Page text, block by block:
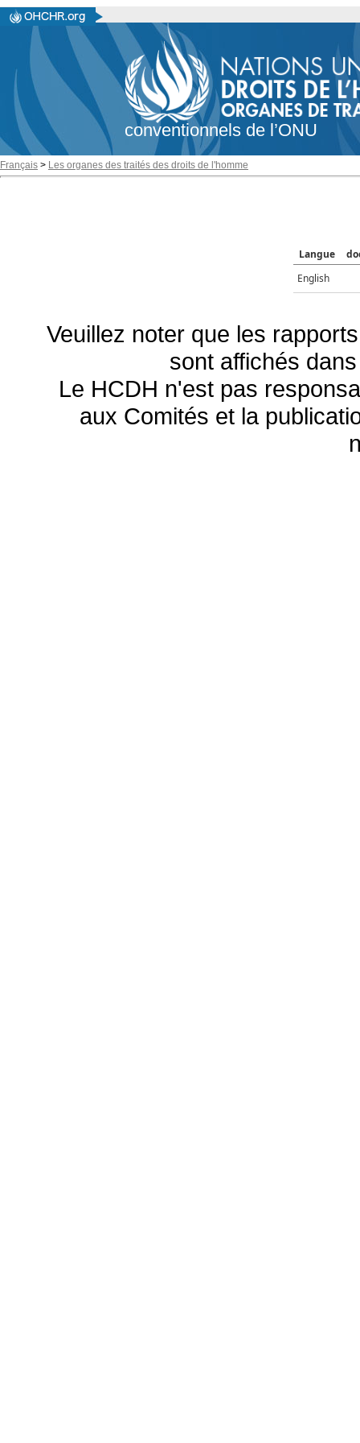
conventionnels de l’ONU
Français > Les organes des traités des droits de l'homme
Langue
English
Veuillez noter que les
sont affichés
Le HCDH n'est pas
aux Comités et la